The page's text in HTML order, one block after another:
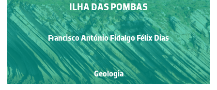
ILHA DAS POMBAS
Francisco António Fidalgo Félix Dias
Geologia